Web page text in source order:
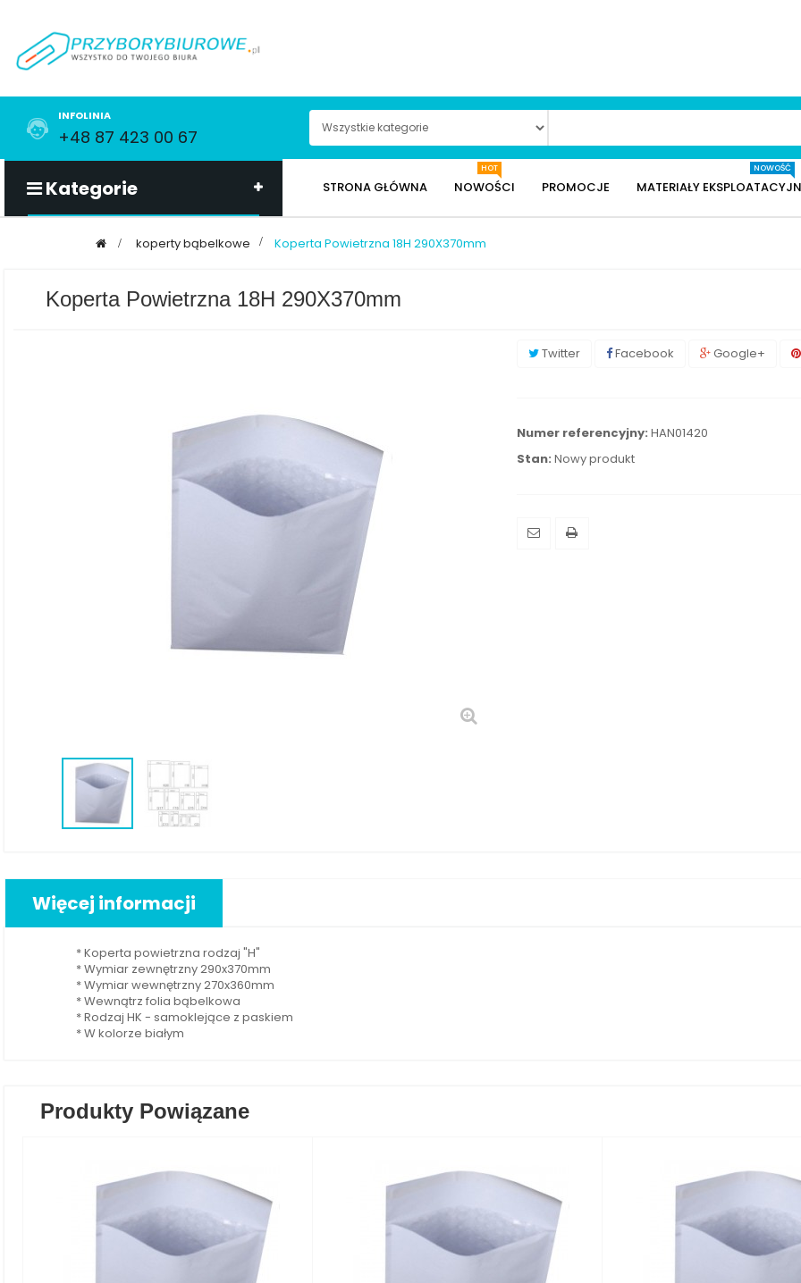
INFOLINIA
+48 87 423 00 67
Kategorie STRONA GŁÓWNA NOWOŚCI
HOT
PROMOCJE MATERIAŁY
NOWOŚĆ
> koperty bąbelkowe > Koperta Powietrzna 18H 290X370mm
Koperta Powietrzna 18H 290X370mm
Twitter Facebook Google+
Numer referencyjny: HAN01420
Stan: Nowy produkt
Więcej informacji
* Koperta powietrzna rodzaj "H"
* Wymiar zewnętrzny 290x370mm
* Wymiar wewnętrzny 270x360mm
* Wewnątrz folia bąbelkowa
* Rodzaj HK - samoklejące z paskiem
* W kolorze białym
Produkty Powiązane